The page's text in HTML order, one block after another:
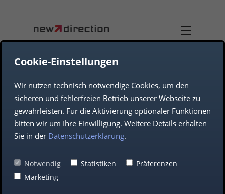
TEAM
UNTERNEHMEN
DUAL-USE
AEROSPACE
Cookie-Einstellungen
Wir nutzen technisch notwendige Cookies, um den
sicheren und fehlerfreien Betrieb unserer Webseite zu
gewährleisten. Für die Aktivierung optionaler Funktionen
bitten wir um Ihre Einwilligung. Weitere Details erhalten
Sie in der Datenschutzerklärung.
Notwendig Statistiken
Präferenzen
Marketing